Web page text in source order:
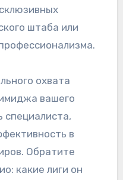
штаба или
охвата
вашего
специалиста,
в
Обратите
какие лиги он